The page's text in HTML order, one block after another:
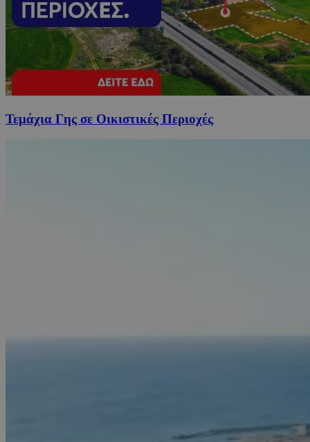
Τεμάχια Γης σε Οικιστικές Περιοχές